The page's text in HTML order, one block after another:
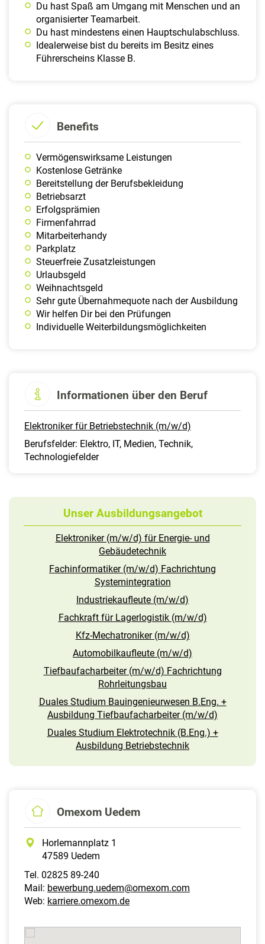
Du hast Spaß am Umgang mit Menschen und an
organisierter Teamarbeit.
Du hast mindestens einen Hauptschulabschluss.
Idealerweise bist du bereits im Besitz eines
Führerscheins Klasse B.
Benefits
Vermögenswirksame Leistungen
Kostenlose Getränke
Bereit­stellung der Berufs­beklei­dung
Betriebsarzt
Erfolgs­prämien
Firmen­fahrrad
Mit­arbeiter­handy
Parkplatz
Steuer­freie Zusatz­leistungen
Urlaubs­geld
Weih­nachts­geld
Sehr gute Übernahmequote nach der Ausbildung
Wir helfen Dir bei den Prüfungen
Individuelle Weiterbildungsmöglichkeiten
Informationen über den Beruf
Elektroniker für Betriebstechnik (m/w/d)
Berufsfelder: Elektro, IT, Medien, Technik,
Technologiefelder
Unser Ausbildungsangebot
Elektroniker (m/w/d) für Energie- und
Gebäudetechnik
Fachinformatiker (m/w/d) Fachrichtung
Systemintegration
Industriekaufleute (m/w/d)
Fachkraft für Lagerlogistik (m/w/d)
Kfz-Mechatroniker (m/w/d)
Automobilkaufleute (m/w/d)
Tiefbaufacharbeiter (m/w/d) Fachrichtung
Rohrleitungsbau
Duales Studium Bauingenieurwesen B.Eng. +
Ausbildung Tiefbaufacharbeiter (m/w/d)
Duales Studium Elektrotechnik (B.Eng.) +
Ausbildung Betriebstechnik
Omexom Uedem
Horlemannplatz 1
47589 Uedem
Tel. 02825 89-240
Mail: bewerbung.uedem@omexom.com
Web: karriere.omexom.de